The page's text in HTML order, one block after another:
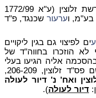
שאלה זו נדונה באופן מפורט בפרשת זלוצין (ע"א 1772/99
ערעור שכנגד, פ"ד
ים לפיצוי גם בגין ליקויים
הוזכרו בחווה"ד של
אליה הגיעו בעלי
(ראה שם פס"ד זלוצין, 206-209,
ואח' נ' דיור לעולה
דיור לעולה).